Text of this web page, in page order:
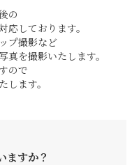
の
応しております。
プ撮影など
真を撮影いたします。
ので
します。
ますか？